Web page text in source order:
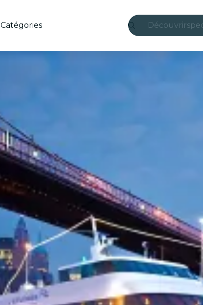
Découvrir
Catégories